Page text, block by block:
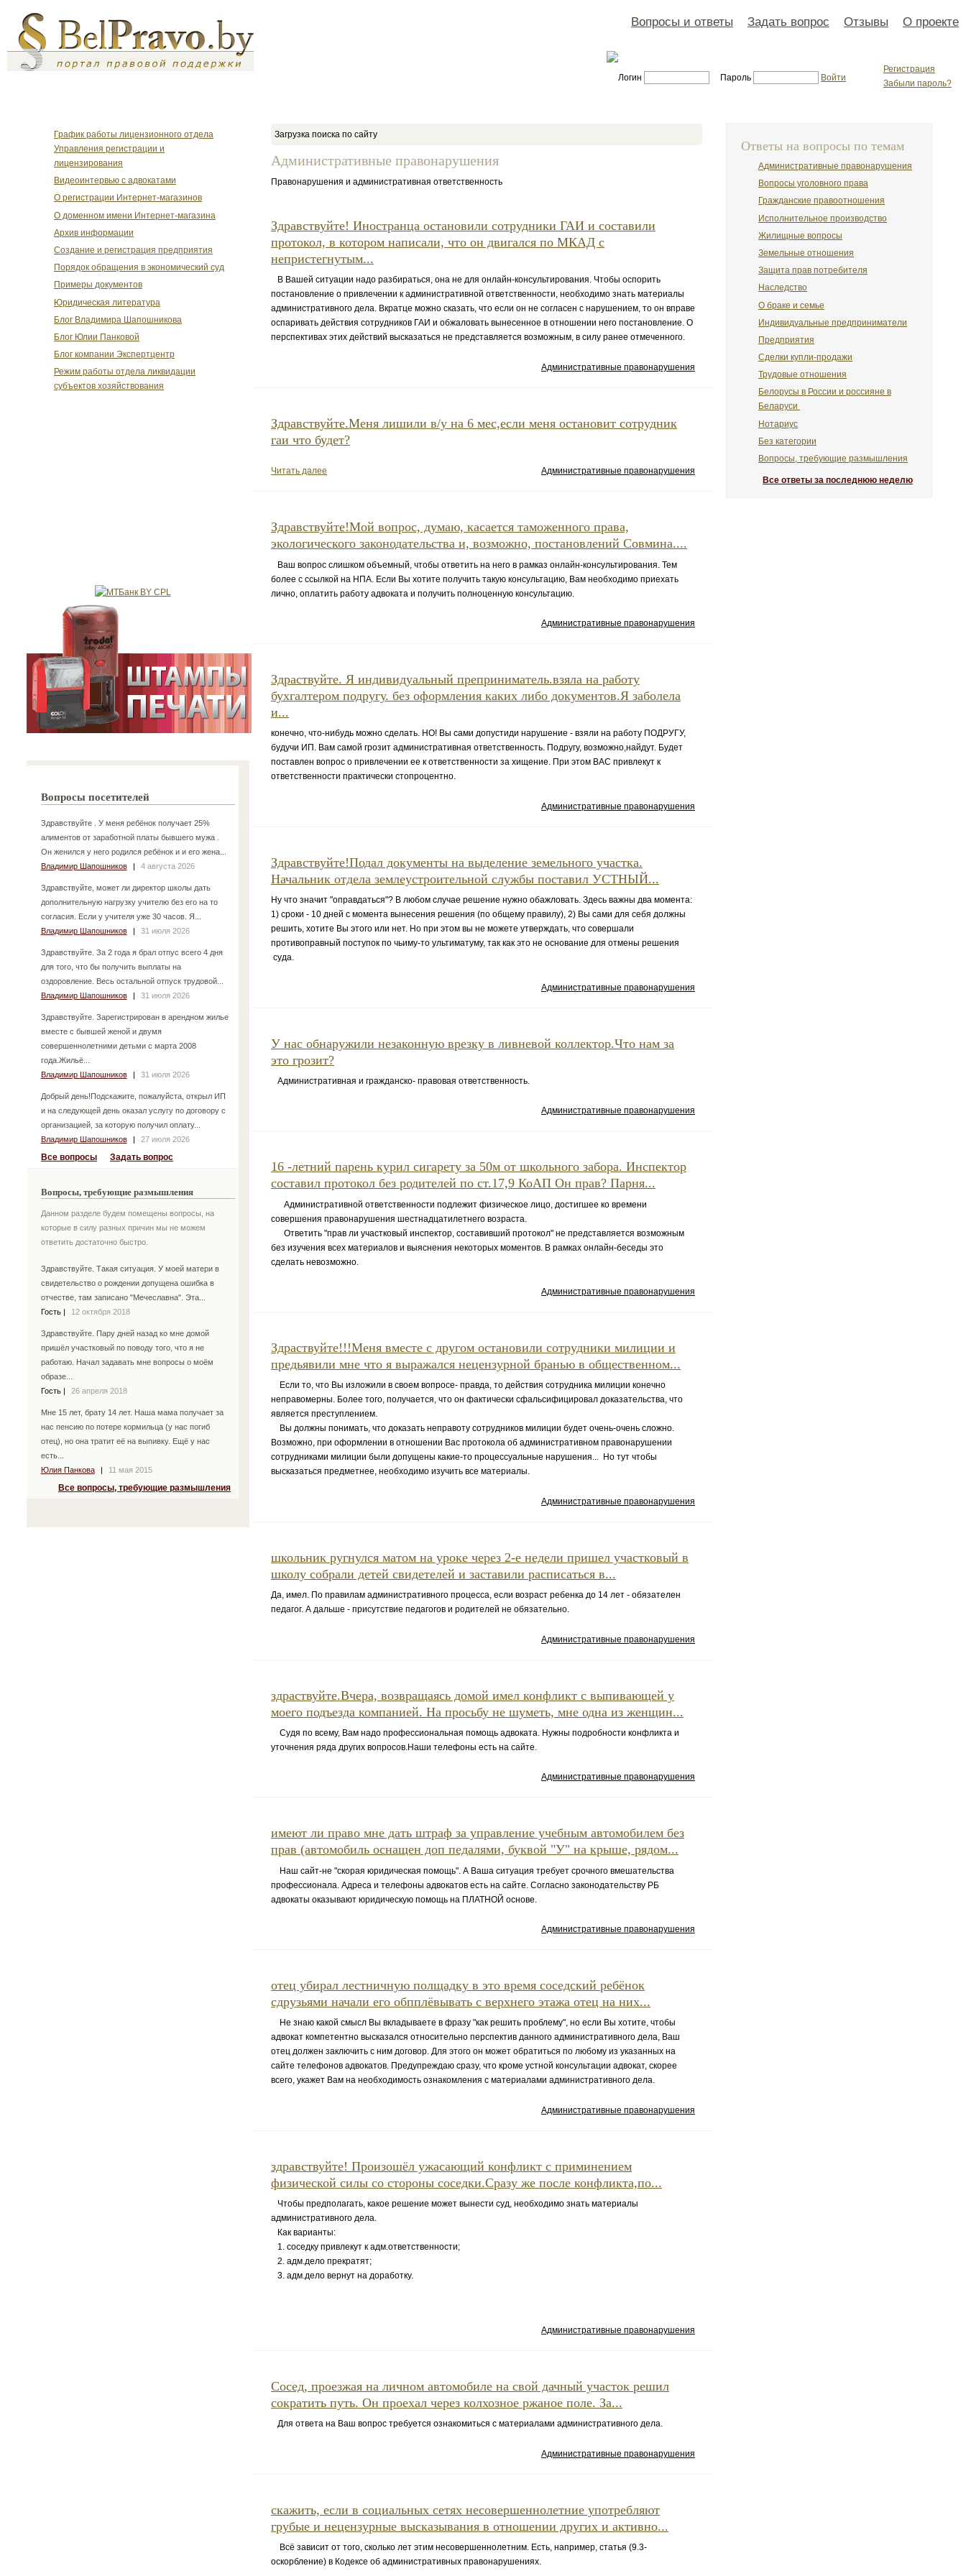
Вопросы и ответы Задать вопрос Отзывы О проекте
Регистрация
Забыли пароль?
Логин Пароль Войти
График работы лицензионного отдела
Управления регистрации и
лицензирования
Видеоинтервью с адвокатами
О регистрации Интернет-магазинов
О доменном имени Интернет-магазина
Архив информации
Создание и регистрация предприятия
Порядок обращения в экономический суд
Примеры документов
Юридическая литература
Блог Владимира Шапошникова
Блог Юлии Панковой
Блог компании Экспертцентр
Режим работы отдела ликвидации
субъектов хозяйствования
Вопросы посетителей
Здравствуйте . У меня ребёнок получает 25%
алиментов от заработной платы бывшего мужа .
Он женился у него родился ребёнок и и его жена...
Владимир Шапошников
| 4 августа 2026
Здравствуйте, может ли директор школы дать
дополнительную нагрузку учителю без его на то
согласия. Если у учителя уже 30 часов. Я...
Владимир Шапошников
| 31 июля 2026
Здравствуйте. За 2 года я брал отпус всего 4 дня
для того, что бы получить выплаты на
оздоровление. Весь остальной отпуск трудовой...
Владимир Шапошников
| 31 июля 2026
Здравствуйте. Зарегистрирован в арендном жилье
вместе с бывшей женой и двумя
совершеннолетними детьми с марта 2008
года.Жильё...
Владимир Шапошников
| 31 июля 2026
Добрый день!Подскажите, пожалуйста, открыл ИП
и на следующей день оказал услугу по договору с
организацией, за которую получил оплату...
Владимир Шапошников
| 27 июля 2026
Все вопросы Задать вопрос
Вопросы, требующие размышления
Данном разделе будем помещены вопросы, на
которые в силу разных причин мы не можем
ответить достаточно быстро.
Здравствуйте. Такая ситуация. У моей матери в
свидетельство о рождении допущена ошибка в
отчестве, там записано "Мечеславна". Эта...
Гость
12 октября 2018
Здравствуйте. Пару дней назад ко мне домой
пришёл участковый по поводу того, что я не
работаю. Начал задавать мне вопросы о моём
образе...
Гость
26 апреля 2018
Мне 15 лет, брату 14 лет. Наша мама получает за
нас пенсию по потере кормильца (у нас погиб
отец), но она тратит её на выпивку. Ещё у нас
есть...
Юлия Панкова
11 мая 2015
Все вопросы, требующие размышления
Загрузка поиска по сайту
Административные правонарушения
Правонарушения и административная ответственность
Здравствуйте! Иностранца остановили сотрудники ГАИ и составили
протокол, в котором написали, что он двигался по МКАД с
непристегнутым...
В Вашей ситуации надо разбираться, она не для онлайн-консультирования. Чтобы оспорить
постановление о привлечении к административной ответственности, необходимо знать материалы
административного дела. Вкратце можно сказать, что если он не согласен с нарушением, то он вправе
оспаривать действия сотрудников ГАИ и обжаловать вынесенное в отношении него постановление. О
перспективах этих действий высказаться не представляется возможным, в силу ранее отмеченного.
Административные правонарушения
Здравствуйте.Меня лишили в/у на 6 мес,если меня остановит сотрудник
гаи что будет?
Административные правонарушения
Читать далее
Здравствуйте!Мой вопрос, думаю, касается таможенного права,
экологического законодательства и, возможно, постановлений Совмина....
Ваш вопрос слишком объемный, чтобы ответить на него в рамказ онлайн-консультирования. Тем
более с ссылкой на НПА. Если Вы хотите получить такую консультацию, Вам необходимо приехать
лично, оплатить работу адвоката и получить полноценную консультацию.
Административные правонарушения
Здраствуйте. Я индивидуальный преприниматель.взяла на работу
бухгалтером подругу. без оформления каких либо документов.Я заболела
и...
конечно, что-нибудь можно сделать. НО! Вы сами допустиди нарушение - взяли на работу ПОДРУГУ,
будучи ИП. Вам самой грозит административная ответственность. Подругу, возможно,найдут. Будет
поставлен вопрос о привлечении ее к ответственности за хищение. При этом ВАС привлекут к
ответственности практически стопроцентно.
Административные правонарушения
Здравствуйте!Подал документы на выделение земельного участка.
Начальник отдела землеустроительной службы поставил УСТНЫЙ...
Ну что значит "оправдаться"? В любом случае решение нужно обажловать. Здесь важны два момента:
1) сроки - 10 дней с момента вынесения решения (по общему правилу), 2) Вы сами для себя должны
решить, хотите Вы этого или нет. Но при этом вы не можете утверждать, что совершали
противоправный поступок по чьиму-то ультиматуму, так как это не основание для отмены решения
суда.
Административные правонарушения
У нас обнаружили незаконную врезку в ливневой коллектор.Что нам за
это грозит?
Административная и гражданско- правовая ответственность.
Административные правонарушения
16 -летний парень курил сигарету за 50м от школьного забора. Инспектор
составил протокол без родителей по ст.17,9 КоАП Он прав? Парня...
Административной ответственности подлежит физическое лицо, достигшее ко времени
совершения правонарушения шестнадцатилетнего возраста.
Ответить "прав ли участковый инспектор, составивший протокол" не представляется возможным
без изучения всех материалов и выяснения некоторых моментов. В рамках онлайн-беседы это
сделать невозможно.
Административные правонарушения
Здраствуйте!!!Меня вместе с другом остановили сотрудники милиции и
предьявили мне что я выражался нецензурной бранью в общественном...
Если то, что Вы изложили в своем вопросе- правда, то действия сотрудника милиции конечно
неправомерны. Более того, получается, что он фактически сфальсифицировал доказательства, что
является преступлением.
Вы должны понимать, что доказать неправоту сотрудников милиции будет очень-очень сложно.
Возможно, при оформлении в отношении Вас протокола об административном правонарушении
сотрудниками милиции были допущены какие-то процессуальные нарушения... Но тут чтобы
высказаться предметнее, необходимо изучить все материалы.
Административные правонарушения
школьник ругнулся матом на уроке через 2-е недели пришел участковый в
школу собрали детей свидетелей и заставили расписаться в...
Да, имел. По правилам административного процесса, если возраст ребенка до 14 лет - обязателен
педагог. А дальше - присутствие педагогов и родителей не обязательно.
Административные правонарушения
здраствуйте.Вчера, возвращаясь домой имел конфликт с выпивающей у
моего подъезда компанией. На просьбу не шуметь, мне одна из женщин...
Судя по всему, Вам надо профессиональная помощь адвоката. Нужны подробности конфликта и
уточнения ряда других вопросов.Наши телефоны есть на сайте.
Административные правонарушения
имеют ли право мне дать штраф за управление учебным автомобилем без
прав (автомобиль оснащен доп педалями, буквой "У" на крыше, рядом...
Наш сайт-не "скорая юридическая помощь". А Ваша ситуация требует срочного вмешательства
профессионала. Адреса и телефоны адвокатов есть на сайте. Согласно законодательству РБ
адвокаты оказывают юридическую помощь на ПЛАТНОЙ основе.
Административные правонарушения
отец убирал лестничную полщадку в это время соседский ребёнок
сдрузьями начали его обпплёвывать с верхнего этажа отец на них...
Не знаю какой смысл Вы вкладываете в фразу "как решить проблему", но если Вы хотите, чтобы
адвокат компетентно высказался относительно перспектив данного административного дела, Ваш
отец должен заключить с ним договор. Для этого он может обратиться по любому из указанных на
сайте телефонов адвокатов. Предупреждаю сразу, что кроме устной консультации адвокат, скорее
всего, укажет Вам на необходимость ознакомления с материалами административного дела.
Административные правонарушения
здравствуйте! Произошёл ужасающий конфликт с приминением
физической силы со стороны соседки.Сразу же после конфликта,по...
Чтобы предполагать, какое решение может вынести суд, необходимо знать материалы
административного дела.
Как варианты:
1. соседку привлекут к адм.ответственности;
2. адм.дело прекратят;
3. адм.дело вернут на доработку.
Административные правонарушения
Сосед, проезжая на личном автомобиле на свой дачный участок решил
сократить путь. Он проехал через колхозное ржаное поле. За...
Для ответа на Ваш вопрос требуется ознакомиться с материалами административного дела.
Административные правонарушения
скажить, если в социальных сетях несовершеннолетние употребляют
грубые и нецензурные высказывания в отношении других и активно...
Всё зависит от того, сколько лет этим несовершеннолетним. Есть, например, статья (9.3-
оскорбление) в Кодексе об административных правонарушениях.
Ответы на вопросы по темам
Административные правонарушения
Вопросы уголовного права
Гражданские правоотношения
Исполнительное производство
Жилищные вопросы
Земельные отношения
Защита прав потребителя
Наследство
О браке и семье
Индивидуальные предприниматели
Предприятия
Сделки купли-продажи
Трудовые отношения
Белорусы в России и россияне в
Беларуси
Нотариус
Без категории
Вопросы, требующие размышления
Все ответы за последнюю неделю